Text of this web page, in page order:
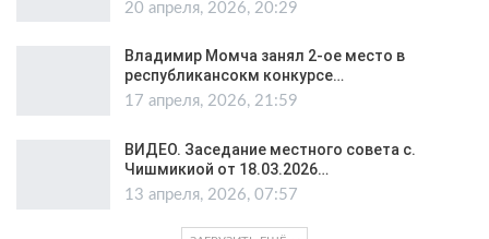
20 апреля, 2026, 20:29
Владимир Момча занял 2-ое место в
республикансокм конкурсе…
17 апреля, 2026, 21:59
ВИДЕО. Заседание местного совета с.
Чишмикиой от 18.03.2026…
13 апреля, 2026, 07:57